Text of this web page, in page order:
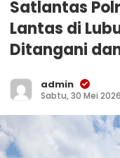
Satlantas
Lantas di
Ditangani
admin
Sabtu, 30 Mei